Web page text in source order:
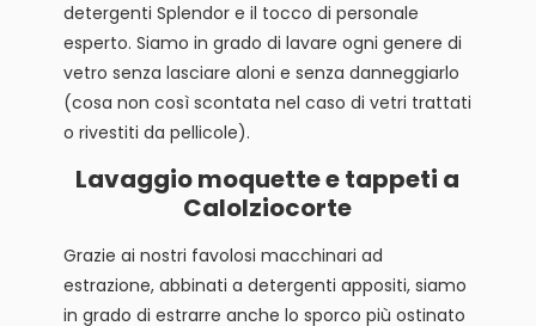
detergenti Splendor e il tocco di personale
esperto. Siamo in grado di lavare ogni genere di
vetro senza lasciare aloni e senza danneggiarlo
(cosa non così scontata nel caso di vetri trattati
o rivestiti da pellicole).
Lavaggio moquette e tappeti a
Calolziocorte
Grazie ai nostri favolosi macchinari ad
estrazione, abbinati a detergenti appositi, siamo
in grado di estrarre anche lo sporco più ostinato